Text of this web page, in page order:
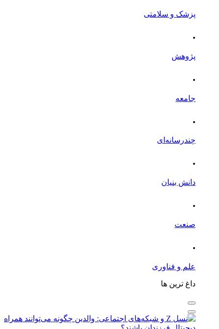
پزشک و سلامتی
.
پژوهش
.
جامعه
.
چندرسانه‌ای
.
دانش بنیان
.
صنعت
.
علم و فناوری
داغ ترین ها